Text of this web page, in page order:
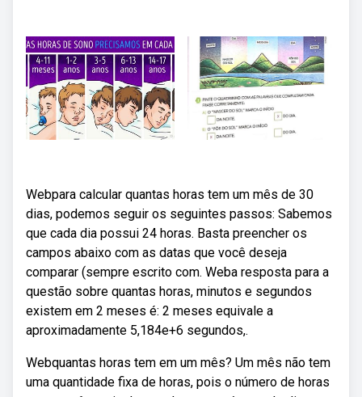
Webpara calcular quantas horas tem um mês de 30
dias, podemos seguir os seguintes passos: Sabemos
que cada dia possui 24 horas. Basta preencher os
campos abaixo com as datas que você deseja
comparar (sempre escrito com. Weba resposta para a
questão sobre quantas horas, minutos e segundos
existem em 2 meses é: 2 meses equivale a
aproximadamente 5,184e+6 segundos,.
Webquantas horas tem em um mês? Um mês não tem
uma quantidade fixa de horas, pois o número de horas